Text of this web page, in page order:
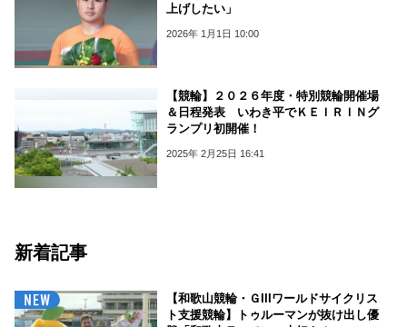
上げしたい」
2026年 1月1日 10:00
【競輪】２０２６年度・特別競輪開催場
＆日程発表 いわき平でＫＥＩＲＩＮグ
ランプリ初開催！
2025年 2月25日 16:41
新着記事
【和歌山競輪・ＧIIIワールドサイクリス
ト支援競輪】トゥルーマンが抜け出し優